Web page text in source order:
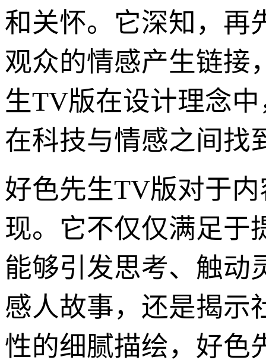
和关怀。它深知，再
观众的情感产生链接
生TV版在设计理念
在科技与情感之间找
好色先生TV版对于
现。它不仅仅满足于
能够引发思考、触动
感人故事，还是揭示
性的细腻描绘，好色